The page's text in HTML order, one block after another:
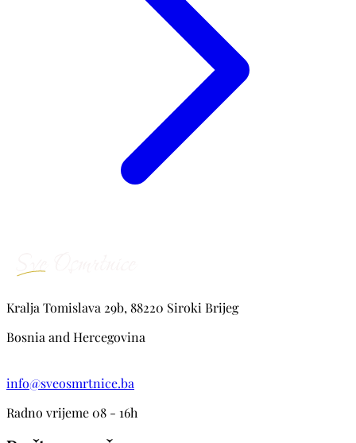
Kralja Tomislava 29b, 88220 Siroki Brijeg
Bosnia and Hercegovina
info@sveosmrtnice.ba
Radno vrijeme 08 - 16h